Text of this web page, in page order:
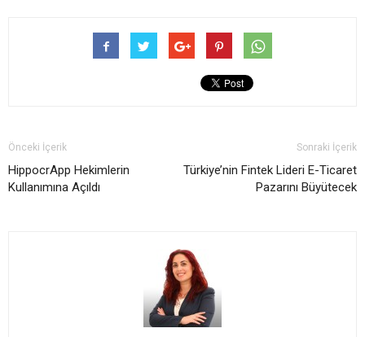
Önceki İçerik
HippocrApp Hekimlerin
Kullanımına Açıldı
Sonraki İçerik
Türkiye’nin Fintek Lideri E-Ticaret
Pazarını Büyütecek